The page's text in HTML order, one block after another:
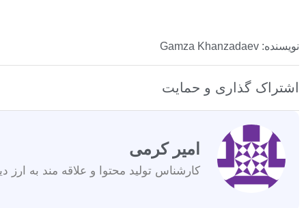
نویسنده: Gamza Khanzadaev
اشتراک گذاری و حمایت
امیر کرمی
کارشناس تولید محتوا و علاقه مند به ارز